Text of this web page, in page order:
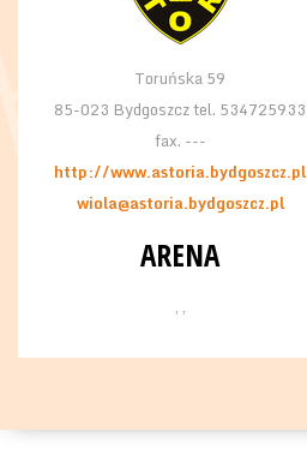
Toruńska 59
85-023 Bydgoszcz tel. 534725933
fax. ---
http://www.astoria.bydgoszcz.pl
wiola@astoria.bydgoszcz.pl
ARENA
, ,